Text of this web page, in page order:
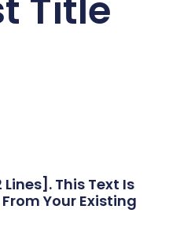
This Text Is
Your Existing